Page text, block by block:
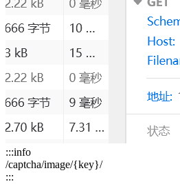
:::info
/captcha/image/{key}/
:::